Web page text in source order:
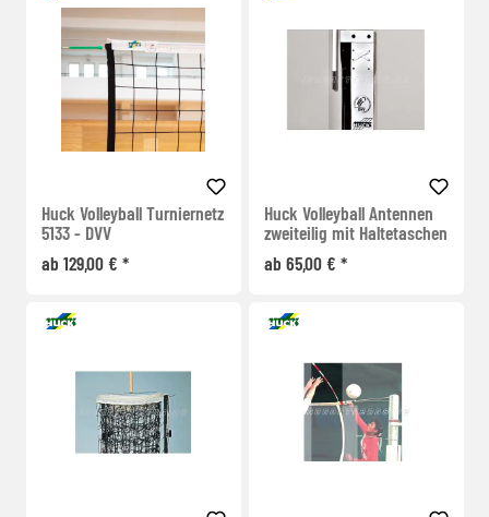
Huck Volleyball Turniernetz
5133 - DVV
ab 129,00 € *
Huck Volleyball Antennen
zweiteilig mit Haltetaschen
ab 65,00 € *